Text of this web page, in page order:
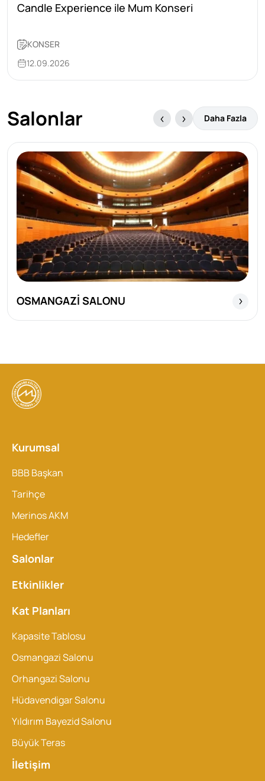
Candle Experience ile Mum Konseri
KONSER
12.09.2026
Salonlar Daha Fazla
OSMANGAZİ SALONU
Kurumsal
BBB Başkan
Tarihçe
Merinos AKM
Hedefler
Salonlar
Etkinlikler
Kat Planları
Kapasite Tablosu
Osmangazi Salonu
Orhangazi Salonu
Hüdavendigar Salonu
Yıldırım Bayezid Salonu
Büyük Teras
İletişim